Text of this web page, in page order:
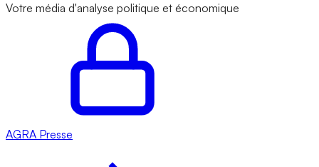
Votre média d'analyse politique et économique
AGRA Presse